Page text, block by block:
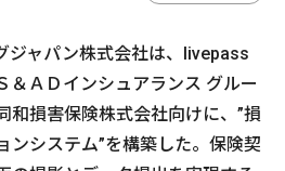
ジャパン株式会社は、livepass
＆ＡＤインシュアランス グルー
和損害保険株式会社向けに、”損
ンシステム”を構築した。保険契